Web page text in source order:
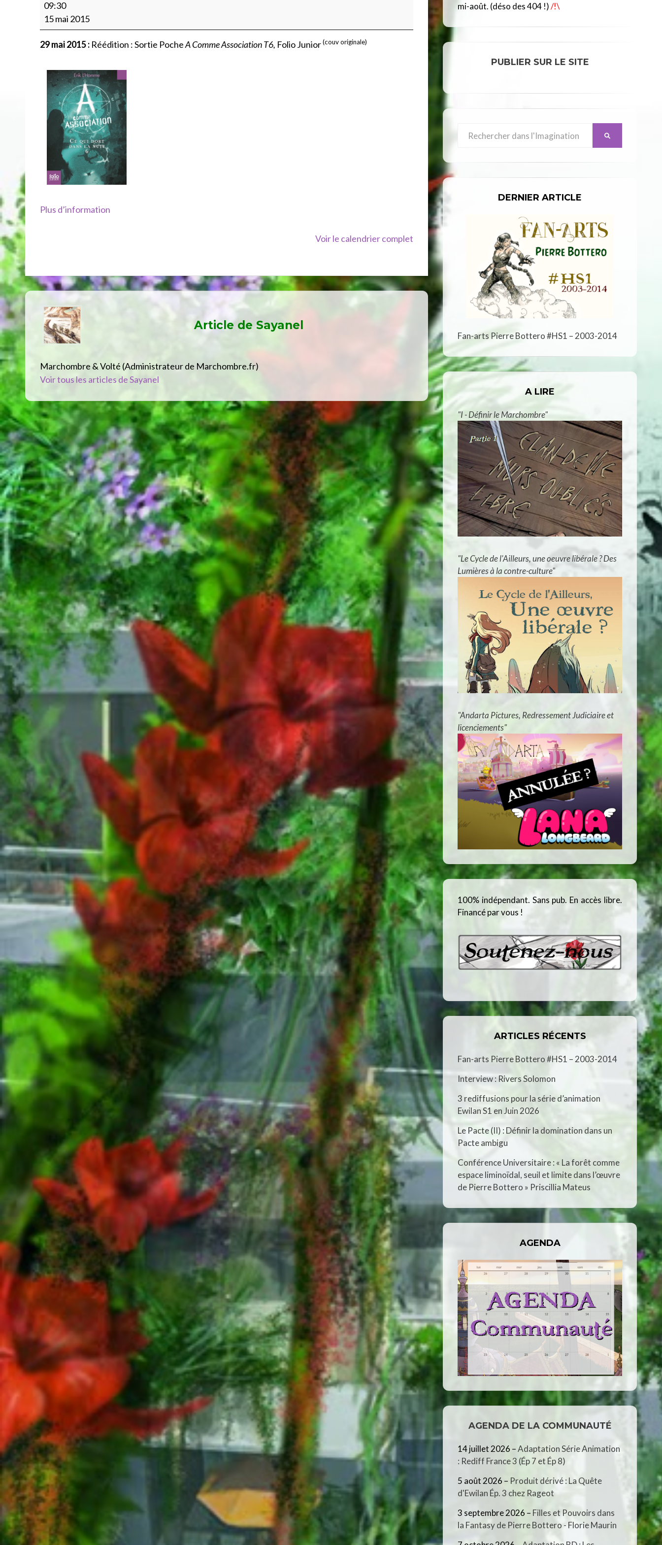
C
Sortie
Poche
A
Association
T6,
Folio
Junior
(couv
originale)
09:30
15 mai 2015
29 mai 2015 : Réédition : Sortie PocheA Comme Association T6, Folio Junior(couv originale)
Plus d’information
Voir le calendrier complet
Article de Sayanel
Marchombre & Volté (Administrateur de Marchombre.fr)
Voir tous les articles de Sayanel
mi-août. (déso des 404 !)/!\
PUBLIER SUR LE SITE
for:
DERNIER ARTICLE
Fan-arts Pierre Bottero #HS1 – 2003-2014
A LIRE
"I - Définir le Marchombre"
"Le Cycle de l'Ailleurs, une oeuvre libérale ? Des
Lumières à la contre-culture"
"Andarta Pictures, Redressement Judiciaire et
licenciements"
100% indépendant. Sans pub. En accès libre.
Financé par vous !
ARTICLES RÉCENTS
Fan-arts Pierre Bottero #HS1 – 2003-2014
Interview : Rivers Solomon
3 rediffusions pour la série d’animation
Ewilan S1 en Juin 2026
Le Pacte (II) : Définir la domination dans un
Pacte ambigu
Conférence Universitaire : « La forêt comme
espace liminoïdal, seuil et limite dans l’œuvre
de Pierre Bottero » Priscillia Mateus
AGENDA
AGENDA DE LA COMMUNAUTÉ
14 juillet 2026 –Adaptation Série Animation
: Rediff France 3 (Ép 7 et Ép 8)
5 août 2026 – Produit dérivé : La Quête
d'Ewilan Ép. 3 chez Rageot
3 septembre 2026 – Filles et Pouvoirs dans
la Fantasy de Pierre Bottero - Florie Maurin